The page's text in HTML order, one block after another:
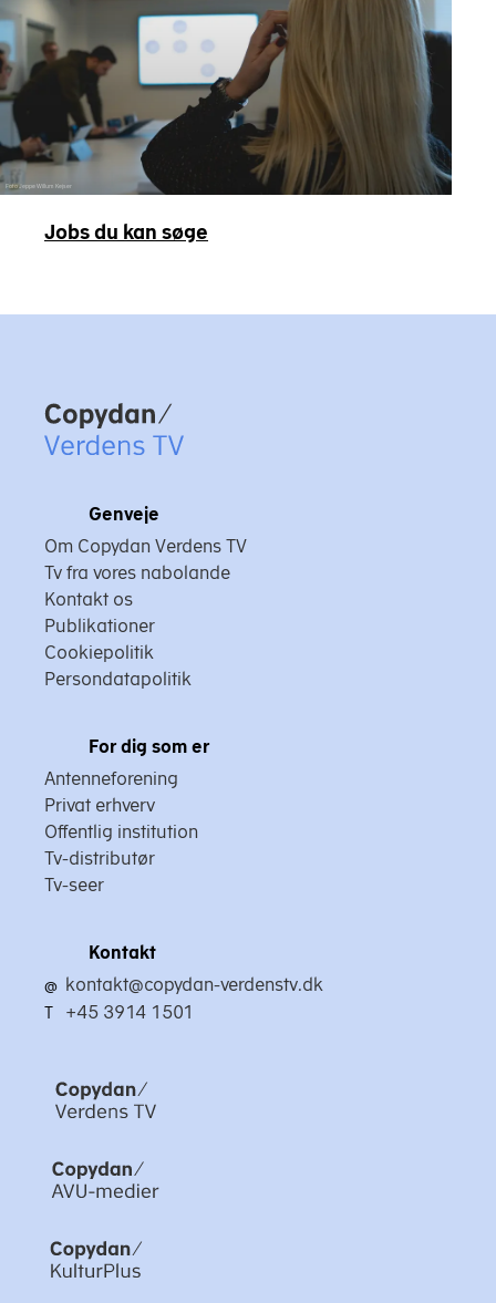
Foto Jeppe Willum Kejser
Jobs du kan søge
Copydan
Genveje
Om Copydan Verdens TV
Tv fra vores nabolande
Kontakt os
Publikationer
Cookiepolitik
Persondatapolitik
For dig som er
Antenneforening
Privat erhverv
Offentlig institution
Tv-distributør
Tv-seer
Kontakt
@ kontakt@copydan-verdenstv.dk
T +45 3914 1501